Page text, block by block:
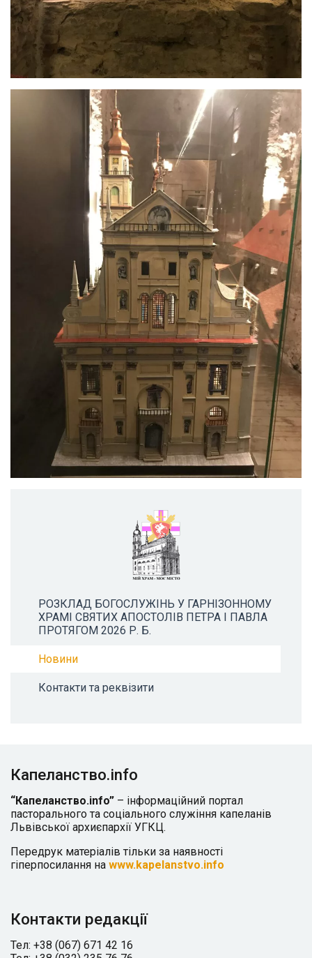
РОЗКЛАД БОГОСЛУЖІНЬ У ГАРНІЗОННОМУ
ХРАМІ СВЯТИХ АПОСТОЛІВ ПЕТРА І ПАВЛА
ПРОТЯГОМ 2026 Р. Б.
Новини
Контакти та реквізити
Капеланство.info
“Капеланство.info” – інформаційний портал
пасторального та соціального служіння капеланів
Львівської архиєпархії УГКЦ.
Передрук матеріалів тільки за наявності
гіперпосилання на www.kapelanstvo.info
Контакти редакції
Тел: +38 (067) 671 42 16